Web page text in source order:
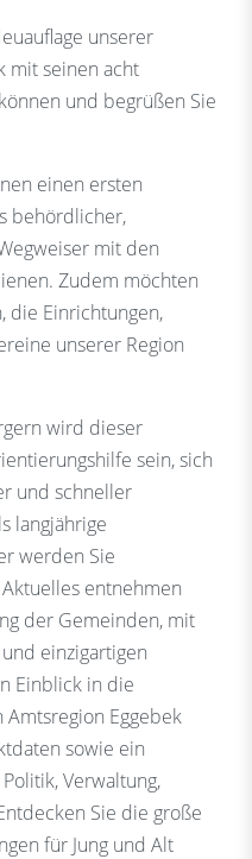
unserer
mit seinen acht
und begrüßen Sie
einen ersten
behördlicher,
mit den
Zudem möchten
die Einrichtungen,
unserer Region
wird dieser
sein, sich
und schneller
langjährige
werden Sie
entnehmen
der Gemeinden, mit
einzigartigen
Einblick in die
Eggebek
sowie ein
Verwaltung,
Sie die große
für Jung und Alt